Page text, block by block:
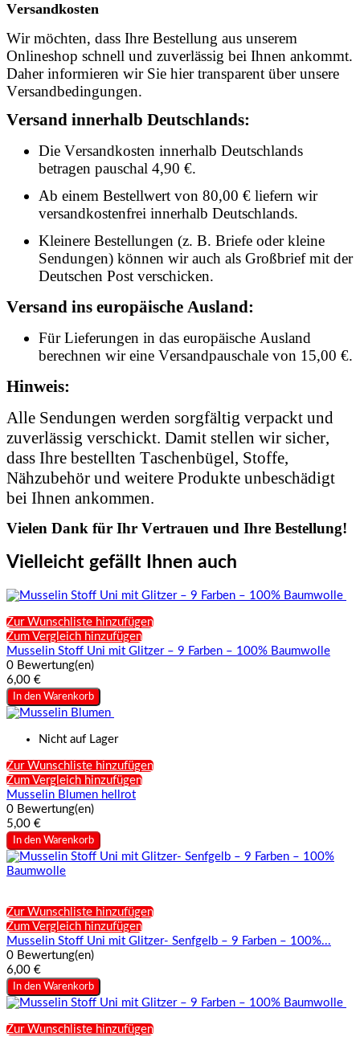
Versandkosten
Wir möchten, dass Ihre Bestellung aus unserem
Onlineshop schnell und zuverlässig bei Ihnen ankommt.
Daher informieren wir Sie hier transparent über unsere
Versandbedingungen.
Versand innerhalb Deutschlands:
Die Versandkosten innerhalb Deutschlands
betragen pauschal 4,90 €.
Ab einem Bestellwert von 80,00 € liefern wir
versandkostenfrei innerhalb Deutschlands.
Kleinere Bestellungen (z. B. Briefe oder kleine
Sendungen) können wir auch als Großbrief mit der
Deutschen Post verschicken.
Versand ins europäische Ausland:
Für Lieferungen in das europäische Ausland
berechnen wir eine Versandpauschale von 15,00 €.
Hinweis:
Alle Sendungen werden sorgfältig verpackt und
zuverlässig verschickt. Damit stellen wir sicher,
dass Ihre bestellten Taschenbügel, Stoffe,
Nähzubehör und weitere Produkte unbeschädigt
bei Ihnen ankommen.
Vielen Dank für Ihr Vertrauen und Ihre Bestellung!
Vielleicht gefällt Ihnen auch
Zur Wunschliste hinzufügen
Zum Vergleich hinzufügen
Musselin Stoff Uni mit Glitzer – 9 Farben – 100% Baumwolle
0 Bewertung(en)
6,00 €
In den Warenkorb
Nicht auf Lager
Zur Wunschliste hinzufügen
Zum Vergleich hinzufügen
Musselin Blumen hellrot
0 Bewertung(en)
5,00 €
In den Warenkorb
Zur Wunschliste hinzufügen
Zum Vergleich hinzufügen
Musselin Stoff Uni mit Glitzer- Senfgelb – 9 Farben – 100%...
0 Bewertung(en)
6,00 €
In den Warenkorb
Zur Wunschliste hinzufügen